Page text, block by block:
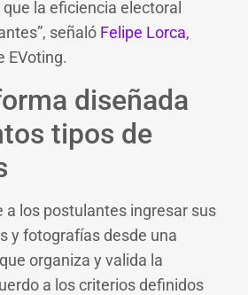
la eficiencia electoral
señaló Felipe Lorca,
EVoting.
diseñada
tipos de
a los postulantes ingresar sus
y fotografías desde una
organiza y valida la
a los criterios definidos